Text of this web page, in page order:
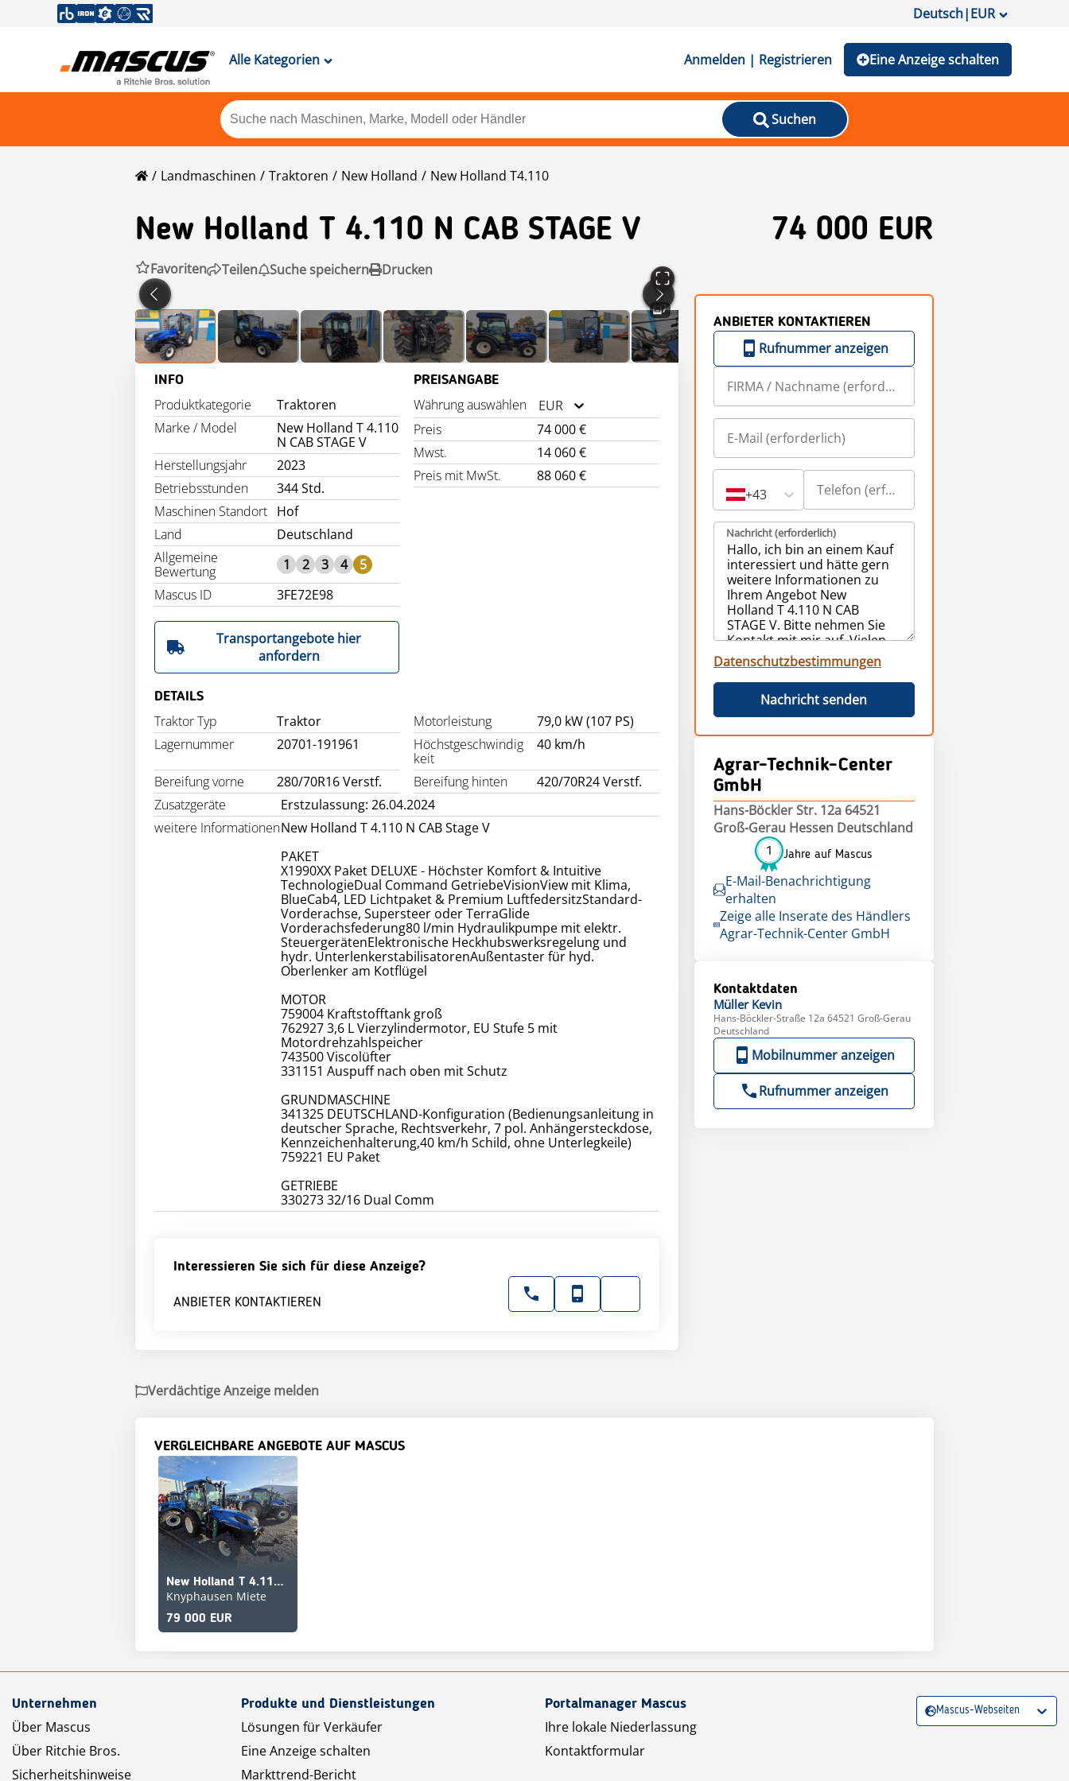
Deutsch|EUR
Alle Kategorien Anmelden | Registrieren Eine Anzeige schalten
Suchen
Landmaschinen Traktoren New Holland New Holland T4.110
New Holland T 4.110 N CAB STAGE V 74 000 EUR
Favoriten Teilen Suche speichern Drucken
7
INFO
Produktkategorie
Traktoren
Marke / Model
New Holland T 4.110
N CAB STAGE V
Herstellungsjahr
2023
Betriebsstunden
344 Std.
Maschinen Standort Hof
Land
Deutschland
Allgemeine
Bewertung
1 2 3 4
5
Mascus ID
3FE72E98
PREISANGABE
Währung auswählen
EUR
Preis
74 000 €
Mwst.
14 060 €
Preis mit MwSt.
88 060 €
Transportangebote hier
anfordern
DETAILS
Traktor Typ Traktor Motorleistung
79,0 kW (107 PS)
Lagernummer
20701-191961
Höchstgeschwindig
keit
40 km/h
Bereifung vorne 280/70R16 Verstf. Bereifung hinten
420/70R24 Verstf.
Zusatzgeräte
Erstzulassung: 26.04.2024
weitere InformationenNew Holland T 4.110 N CAB Stage V
PAKET
X1990XX Paket DELUXE - Höchster Komfort & Intuitive
TechnologieDual Command GetriebeVisionView mit Klima,
BlueCab4, LED Lichtpaket & Premium LuftfedersitzStandard-
Vorderachse, Supersteer oder TerraGlide
Vorderachsfederung80 l/min Hydraulikpumpe mit elektr.
SteuergerätenElektronische Heckhubswerksregelung und
hydr. UnterlenkerstabilisatorenAußentaster für hyd.
Oberlenker am Kotflügel
MOTOR
759004 Kraftstofftank groß
762927 3,6 L Vierzylindermotor, EU Stufe 5 mit
Motordrehzahlspeicher
743500 Viscolüfter
331151 Auspuff nach oben mit Schutz
GRUNDMASCHINE
341325 DEUTSCHLAND-Konfiguration (Bedienungsanleitung in
deutscher Sprache, Rechtsverkehr, 7 pol. Anhängersteckdose,
Kennzeichenhalterung,40 km/h Schild, ohne Unterlegkeile)
759221 EU Paket
GETRIEBE
330273 32/16 Dual Comm
Interessieren Sie sich für diese Anzeige?
ANBIETER KONTAKTIEREN
ANBIETER KONTAKTIEREN
Rufnummer anzeigen
+43
Nachricht (erforderlich)
Datenschutzbestimmungen
Nachricht senden
Agrar-Technik-Center
GmbH
Hans-Böckler Str. 12a 64521
Groß-Gerau Hessen Deutschland
1 Jahre auf Mascus
E-Mail-Benachrichtigung
erhalten
Zeige alle Inserate des Händlers
Agrar-Technik-Center GmbH
Kontaktdaten
Müller Kevin
Hans-Böckler-Straße 12a 64521 Groß-Gerau
Deutschland
Mobilnummer anzeigen
Rufnummer anzeigen
Verdächtige Anzeige melden
VERGLEICHBARE ANGEBOTE AUF MASCUS
New Holland T 4.110 V CAB STAGE V
Knyphausen Miete
79 000 EUR
Unternehmen
Über Mascus
Über Ritchie Bros.
Sicherheitshinweise
Produkte und Dienstleistungen
Lösungen für Verkäufer
Eine Anzeige schalten
Markttrend-Bericht
Portalmanager Mascus
Ihre lokale Niederlassung
Kontaktformular
Mascus-Webseiten